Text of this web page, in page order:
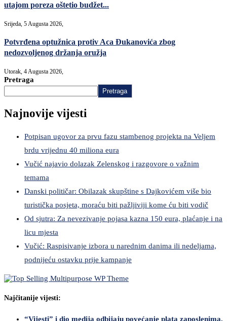
utajom poreza oštetio budžet...
Srijeda, 5 Augusta 2026,
Potvrđena optužnica protiv Aca Đukanovića zbog
nedozvoljenog držanja oružja
Utorak, 4 Augusta 2026,
Pretraga
Pretraga
Najnovije vijesti
Potpisan ugovor za prvu fazu stambenog projekta na Veljem
brdu vrijednu 40 miliona eura
Vučić najavio dolazak Zelenskog i razgovore o važnim
temama
Danski političar: Obilazak skupštine s Dajkovićem više bio
turistička posjeta, moraću biti pažljiviji kome ću biti vodič
Od sjutra: Za nevezivanje pojasa kazna 150 eura, plaćanje i na
licu mjesta
Vučić: Raspisivanje izbora u narednim danima ili nedeljama,
podnijeću ostavku prije kampanje
Najčitanije vijesti:
“Vijesti” i dio medija odbijaju povećanje plata zaposlenima,